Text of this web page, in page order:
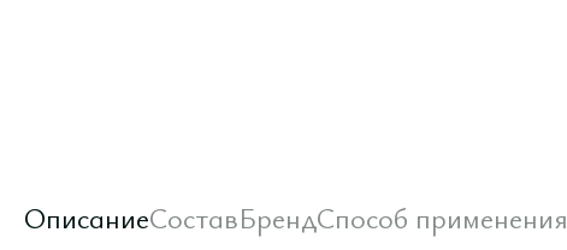
ОписаниеСоставБрендСпособ применения